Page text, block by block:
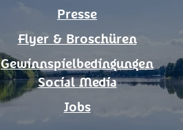
Presse
Flyer & Broschüren
Gewinnspielbedingungen
Social Media
Jobs